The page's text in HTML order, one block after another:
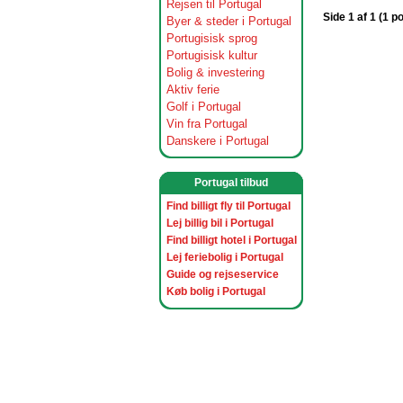
Rejsen til Portugal
Byer & steder i Portugal
Portugisisk sprog
Portugisisk kultur
Bolig & investering
Aktiv ferie
Golf i Portugal
Vin fra Portugal
Danskere i Portugal
Portugal tilbud
Find billigt fly til Portugal
Lej billig bil i Portugal
Find billigt hotel i Portugal
Lej feriebolig i Portugal
Guide og rejseservice
Køb bolig i Portugal
Side 1 af 1 (1